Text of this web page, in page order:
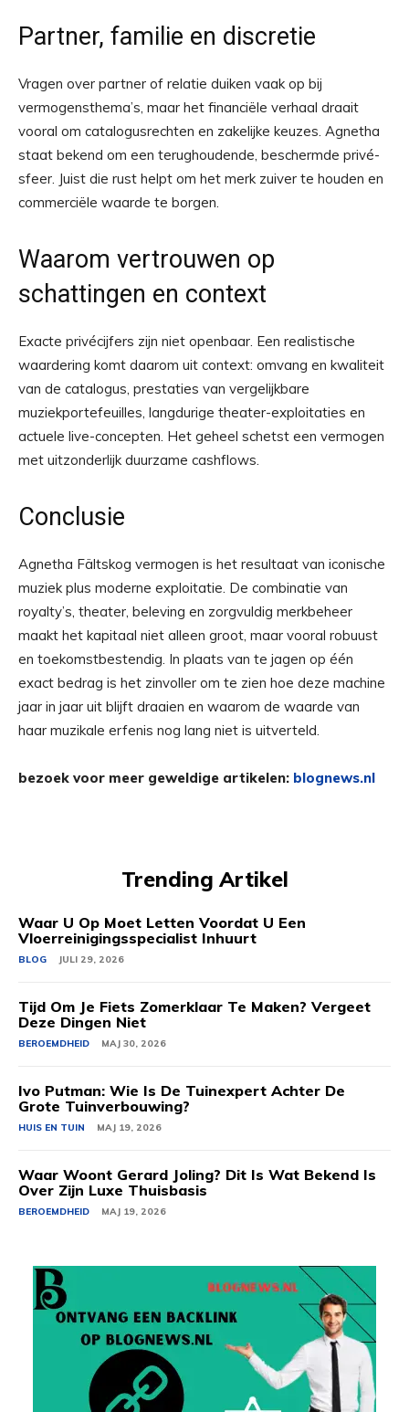
Partner, familie en discretie
Vragen over partner of relatie duiken vaak op bij
vermogensthema’s, maar het financiële verhaal draait
vooral om catalogusrechten en zakelijke keuzes. Agnetha
staat bekend om een terughoudende, beschermde privé-
sfeer. Juist die rust helpt om het merk zuiver te houden en
commerciële waarde te borgen.
Waarom vertrouwen op
schattingen en context
Exacte privécijfers zijn niet openbaar. Een realistische
waardering komt daarom uit context: omvang en kwaliteit
van de catalogus, prestaties van vergelijkbare
muziekportefeuilles, langdurige theater-exploitaties en
actuele live-concepten. Het geheel schetst een vermogen
met uitzonderlijk duurzame cashflows.
Conclusie
Agnetha Fältskog vermogen is het resultaat van iconische
muziek plus moderne exploitatie. De combinatie van
royalty’s, theater, beleving en zorgvuldig merkbeheer
maakt het kapitaal niet alleen groot, maar vooral robuust
en toekomstbestendig. In plaats van te jagen op één
exact bedrag is het zinvoller om te zien hoe deze machine
jaar in jaar uit blijft draaien en waarom de waarde van
haar muzikale erfenis nog lang niet is uitverteld.
bezoek voor meer geweldige artikelen: blognews.nl
Trending Artikel
Waar U Op Moet Letten Voordat U Een
Vloerreinigingsspecialist Inhuurt
BLOG JULI 29, 2026
Tijd Om Je Fiets Zomerklaar Te Maken? Vergeet
Deze Dingen Niet
BEROEMDHEID MAJ 30, 2026
Ivo Putman: Wie Is De Tuinexpert Achter De
Grote Tuinverbouwing?
HUIS EN TUIN MAJ 19, 2026
Waar Woont Gerard Joling? Dit Is Wat Bekend Is
Over Zijn Luxe Thuisbasis
BEROEMDHEID MAJ 19, 2026